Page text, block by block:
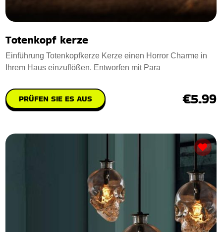
Totenkopf kerze
Einführung Totenkopfkerze Kerze einen Horror Charme in
Ihrem Haus einzuflößen. Entworfen mit Para
PRÜFEN SIE ES AUS €5.99